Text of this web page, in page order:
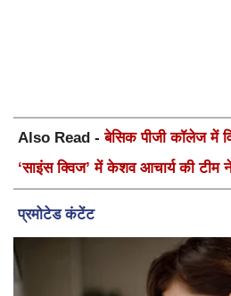
Also Read -बेसिक पीजी कॉलेज में
‘साइंस क्विज’ में केशव आचार्य की टीम